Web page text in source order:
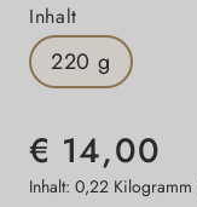
Inhaltauswählen
220 g
€ 14,00
Inhalt: 0,22 Kilogramm